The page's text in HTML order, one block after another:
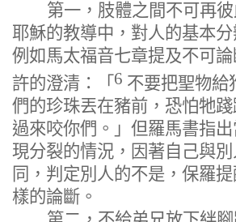
第一，肢體之間不可再
耶穌的教導中，對人的基本分
例如馬太福音七章提及不可
許的澄清：「 6 不要把聖物給
們的珍珠丟在豬前，恐怕牠
過來咬你們。」但羅馬書指
現分裂的情況，因著自己與
同，判定別人的不是，保羅
樣的論斷。